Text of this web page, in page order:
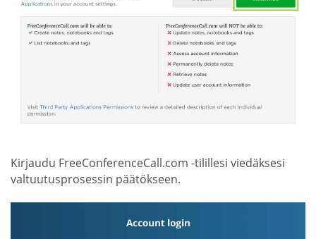
Kirjaudu FreeConferenceCall.com -tilillesi viedäksesi
valtuutusprosessin päätökseen.